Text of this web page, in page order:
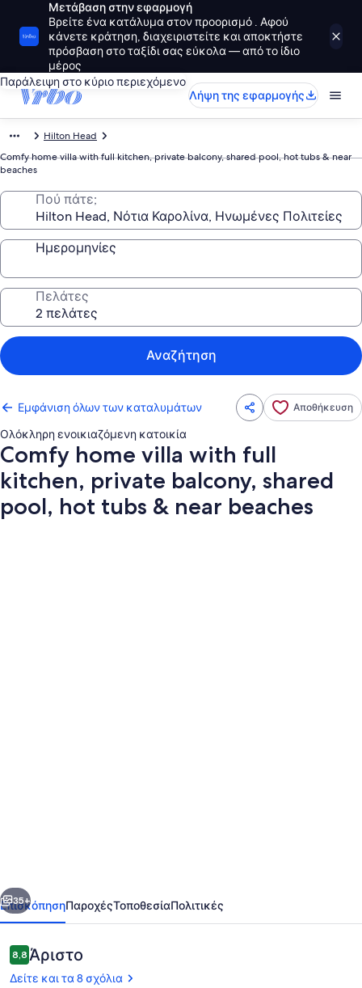
Μετάβαση στην εφαρμογή
Βρείτε ένα κατάλυμα στον προορισμό . Αφού
κάνετε κράτηση, διαχειριστείτε και αποκτήστε
πρόσβαση στο ταξίδι σας εύκολα — από το ίδιο
μέρος
Παράλειψη στο κύριο περιεχόμενο
Λήψη της εφαρμογής
Hilton Head
Comfy home villa with full kitchen, private balcony, shared pool, hot tubs & near
beaches
Πού πάτε;
Ημερομηνίες
Πελάτες
Αναζήτηση
Εμφάνιση όλων των καταλυμάτων Αποθήκευση
Ολόκληρη ενοικιαζόμενη κατοικία
Comfy home villa with full
kitchen, private balcony, shared
pool, hot tubs & near beaches
kitchen,
private
balcony,
shared
Επόμενο
35+
ΕπισκόπησηΠαροχέςΤοποθεσίαΠολιτικές
Σχόλια
8,88,8 στα 10
Άριστο
Δείτε και τα 8 σχόλια